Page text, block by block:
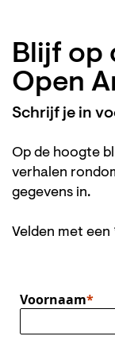
Blijf op
Open
Schrijf je in
Op de hoogte
verhalen
gegevens in.
Velden met
Voornaam